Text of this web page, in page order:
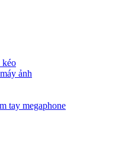
kéo
ảnh
tay megaphone